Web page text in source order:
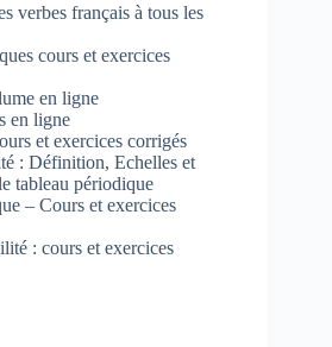
verbes français à tous les
cours et exercices
en ligne
en ligne
et exercices corrigés
: Définition, Echelles et
tableau périodique
– Cours et exercices
: cours et exercices